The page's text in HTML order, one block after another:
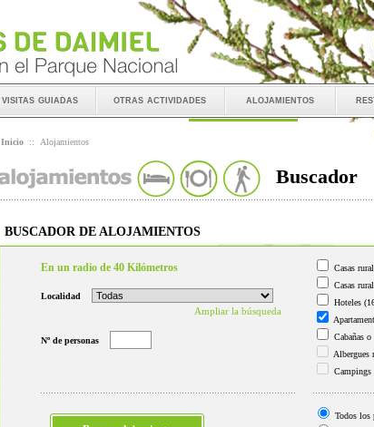
visitas guiadas otras actividades alojamientos
Inicio :: Alojamientos
Buscador
BUSCADOR DE ALOJAMIENTOS
En un radio de 40 Kilómetros
Localidad
Ampliar la búsqueda
Nº de personas
Casas
Casas
Hoteles
Cabañas
Albergues
Campings
Todos los